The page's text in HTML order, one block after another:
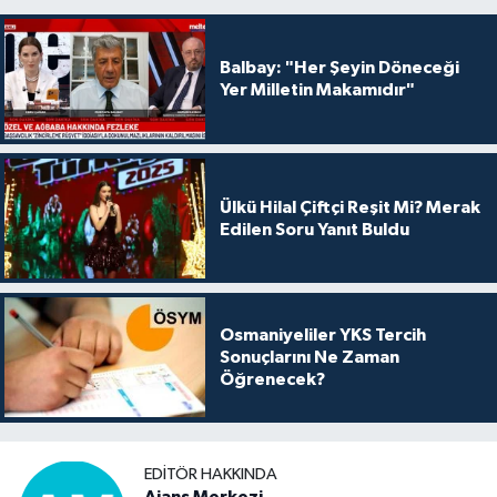
Balbay: "Her Şeyin Döneceği
Yer Milletin Makamıdır"
Ülkü Hilal Çiftçi Reşit Mi? Merak
Edilen Soru Yanıt Buldu
Osmaniyeliler YKS Tercih
Sonuçlarını Ne Zaman
Öğrenecek?
EDITÖR HAKKINDA